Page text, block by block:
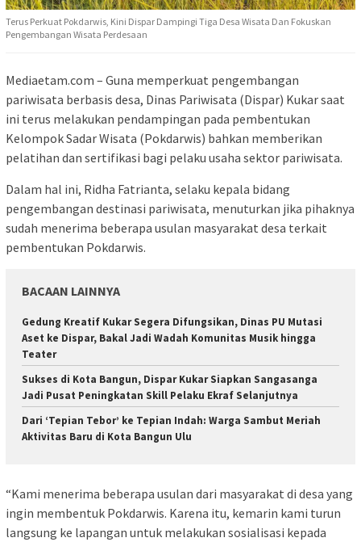
Terus Perkuat Pokdarwis, Kini Dispar Dampingi Tiga Desa Wisata Dan Fokuskan
Pengembangan Wisata Perdesaan
Mediaetam.com – Guna memperkuat pengembangan
pariwisata berbasis desa, Dinas Pariwisata (Dispar) Kukar saat
ini terus melakukan pendampingan pada pembentukan
Kelompok Sadar Wisata (Pokdarwis) bahkan memberikan
pelatihan dan sertifikasi bagi pelaku usaha sektor pariwisata.
Dalam hal ini, Ridha Fatrianta, selaku kepala bidang
pengembangan destinasi pariwisata, menuturkan jika pihaknya
sudah menerima beberapa usulan masyarakat desa terkait
pembentukan Pokdarwis.
BACAAN LAINNYA
Gedung Kreatif Kukar Segera Difungsikan, Dinas PU Mutasi
Aset ke Dispar, Bakal Jadi Wadah Komunitas Musik hingga
Teater
Sukses di Kota Bangun, Dispar Kukar Siapkan Sangasanga
Jadi Pusat Peningkatan Skill Pelaku Ekraf Selanjutnya
Dari ‘Tepian Tebor’ ke Tepian Indah: Warga Sambut Meriah
Aktivitas Baru di Kota Bangun Ulu
“Kami menerima beberapa usulan dari masyarakat di desa yang
ingin membentuk Pokdarwis. Karena itu, kemarin kami turun
langsung ke lapangan untuk melakukan sosialisasi kepada